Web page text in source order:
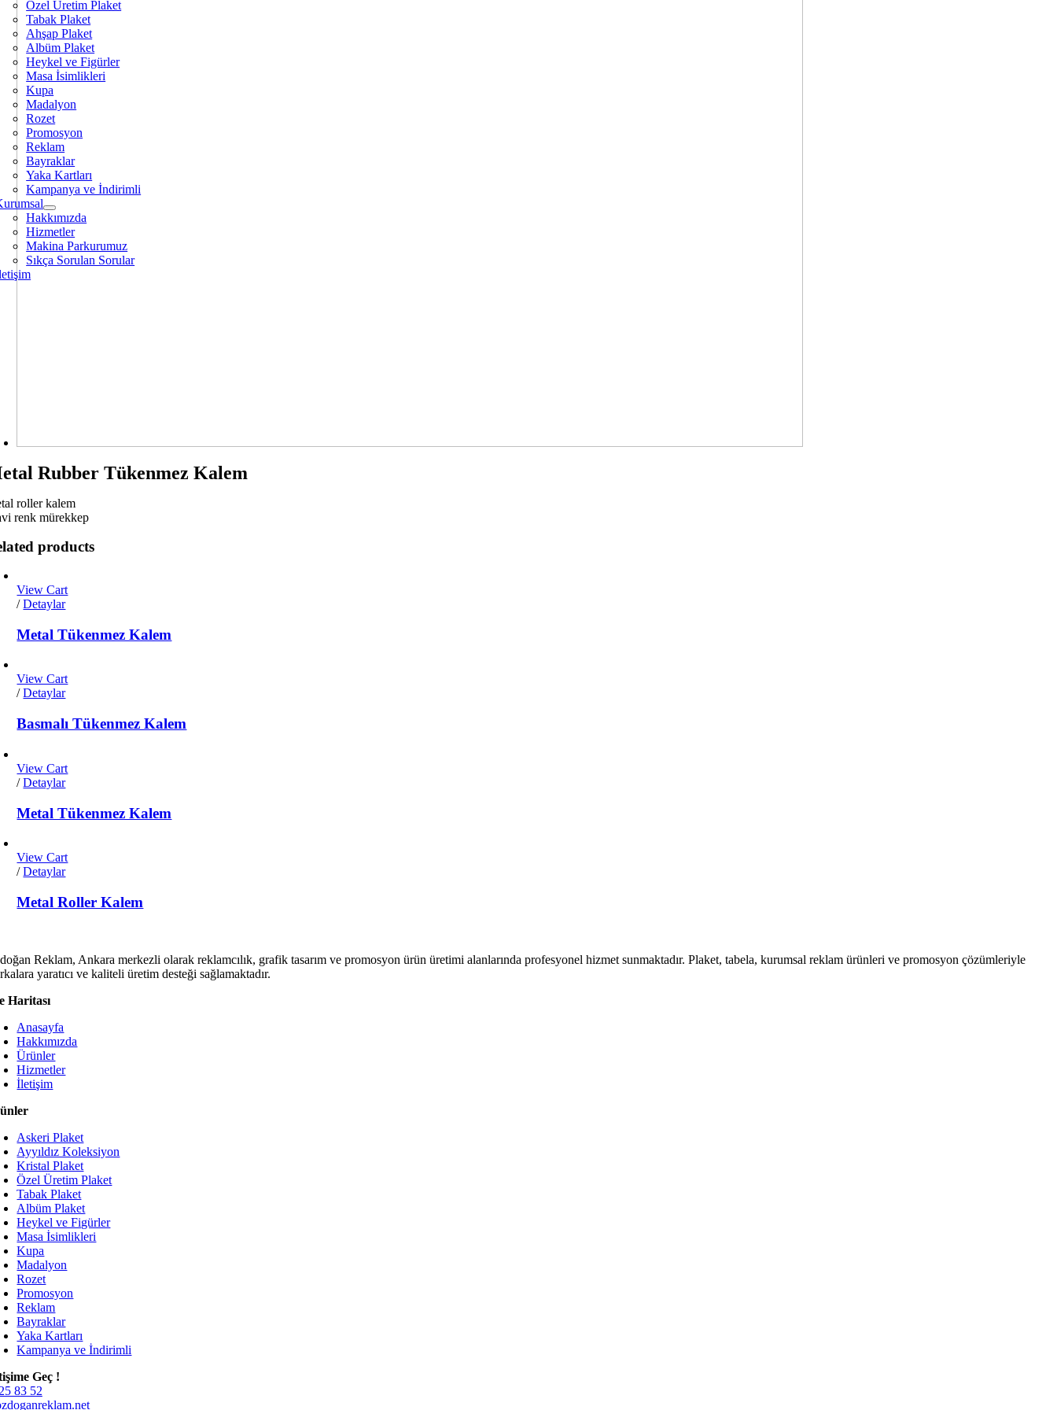
Özel Üretim Plaket
Tabak Plaket
Ahşap Plaket
Albüm Plaket
Heykel ve Figürler
Masa İsimlikleri
Kupa
Madalyon
Rozet
Promosyon
Reklam
Bayraklar
Yaka Kartları
Kampanya ve İndirimli
Hakkımızda
Hizmetler
Makina Parkurumuz
Sıkça Sorulan Sorular
Rubber Tükenmez Kalem
roller kalem
renk mürekkep
products
View Cart
/ Detaylar
Metal Tükenmez Kalem
View Cart
/ Detaylar
Basmalı Tükenmez Kalem
View Cart
/ Detaylar
Metal Tükenmez Kalem
View Cart
/ Detaylar
Metal Roller Kalem
Reklam, Ankara merkezli olarak reklamcılık, grafik tasarım ve promosyon ürün üretimi alanlarında profesyonel hizmet sunmaktadır. Plaket, tabela, kurumsal reklam ürünleri ve promosyon çözümleriyle
yaratıcı ve kaliteli üretim desteği sağlamaktadır.
Haritası
Anasayfa
Hakkımızda
Ürünler
Hizmetler
İletişim
Askeri Plaket
Ayyıldız Koleksiyon
Kristal Plaket
Özel Üretim Plaket
Tabak Plaket
Albüm Plaket
Heykel ve Figürler
Masa İsimlikleri
Kupa
Madalyon
Rozet
Promosyon
Reklam
Bayraklar
Yaka Kartları
Kampanya ve İndirimli
Geç !
83 52